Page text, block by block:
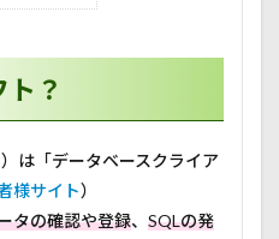
？
は「データベースクライア
様サイト）
タの確認や登録、 SQLの発